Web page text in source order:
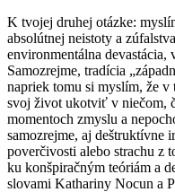
K tvojej druhej otázke:
absolútnej neistoty a
environmentálna
Samozrejme, tradícia
napriek tomu si myslím, že
svoj život ukotviť v niečom,
momentoch zmyslu a
samozrejme, aj deštruktívne
poverčivosti alebo strachu z
ku konšpiračným teóriám a
slovami Kathariny Nocun a